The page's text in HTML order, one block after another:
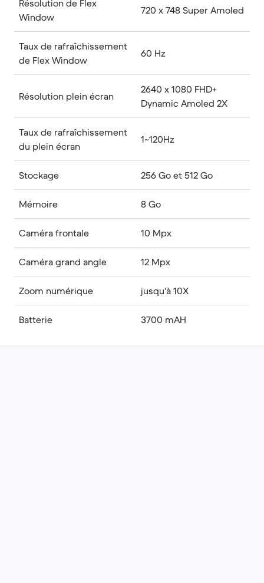
Résolution de Flex
Window
720 x 748 Super Amoled
Taux de rafraîchissement
de Flex Window
60 Hz
Résolution plein écran
2640 x 1080 FHD+
Dynamic Amoled 2X
Taux de rafraîchissement
du plein écran
1~120Hz
Stockage 256 Go et 512 Go
Mémoire 8 Go
Caméra frontale 10 Mpx
Caméra grand angle 12 Mpx
Zoom numérique jusqu'à 10X
Batterie 3700 mAH